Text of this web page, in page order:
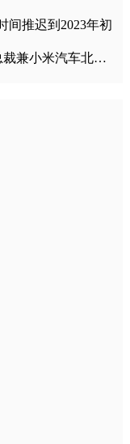
间推迟到2023年初
小米集团任命于立国担任小米汽车副总裁兼小米汽车北京总部政委